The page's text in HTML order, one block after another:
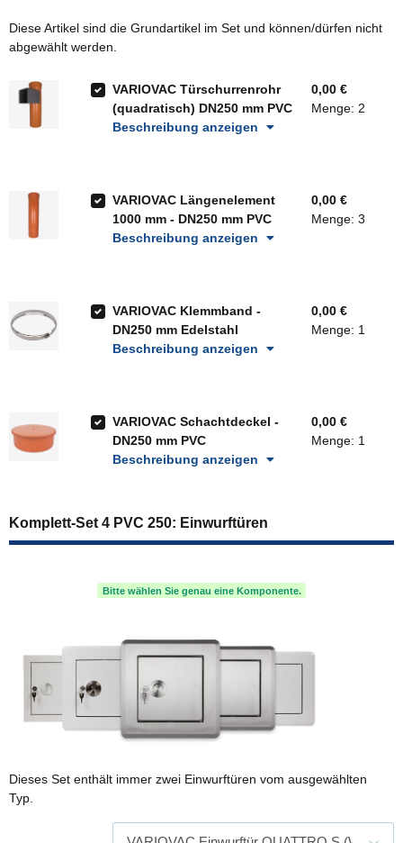
Diese Artikel sind die Grundartikel im Set und können/dürfen nicht
abgewählt werden.
VARIOVAC Türschurrenrohr
(quadratisch) DN250 mm PVC
Beschreibung anzeigen
0,00 €
Menge: 2
VARIOVAC Längenelement
1000 mm - DN250 mm PVC
Beschreibung anzeigen
0,00 €
Menge: 3
VARIOVAC Klemmband -
DN250 mm Edelstahl
Beschreibung anzeigen
0,00 €
Menge: 1
VARIOVAC Schachtdeckel -
DN250 mm PVC
Beschreibung anzeigen
0,00 €
Menge: 1
Komplett-Set 4 PVC 250: Einwurftüren
Bitte wählen Sie genau eine Komponente.
Dieses Set enthält immer zwei Einwurftüren vom ausgewählten
Typ.